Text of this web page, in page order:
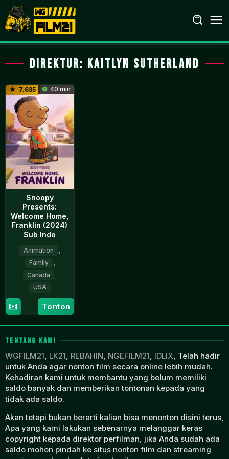
Loncat
ke
konten
Direktur: Kaitlyn Sutherland
7.635 40 min
Snoopy
Presents:
Welcome Home,
Franklin (2024)
Sub Indo
Animation
Family
Canada
USA
15
Feb
2024
Kaitlyn
Sutherland
Tonton
TENTANG KAMI
WGFILM21, LK21, REBAHIN, NGEFILM21, IDLIX, Telah hadir
untuk Anda agar nonton film secara online lebih mudah.
Kehadiran kami untuk membantu yang belum memiliki
saldo banyak dan memberikan tontonan kepada yang
tidak ada saldo.
Akan tetapi bukan berarti kalian bisa menonton disini terus,
Apa yang kami lakukan sebenarnya melanggar keras
copyright kepada direktor perfilman, jika Anda sudah ada
saldo mohon pindah ke situs nonton film dan streaming